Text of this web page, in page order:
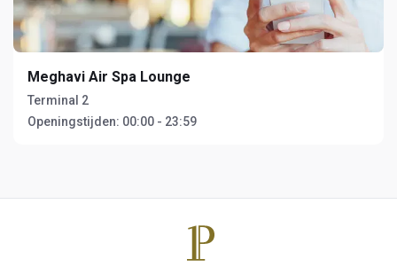
Meghavi Air Spa Lounge
Terminal 2
Openingstijden: 00:00 - 23:59